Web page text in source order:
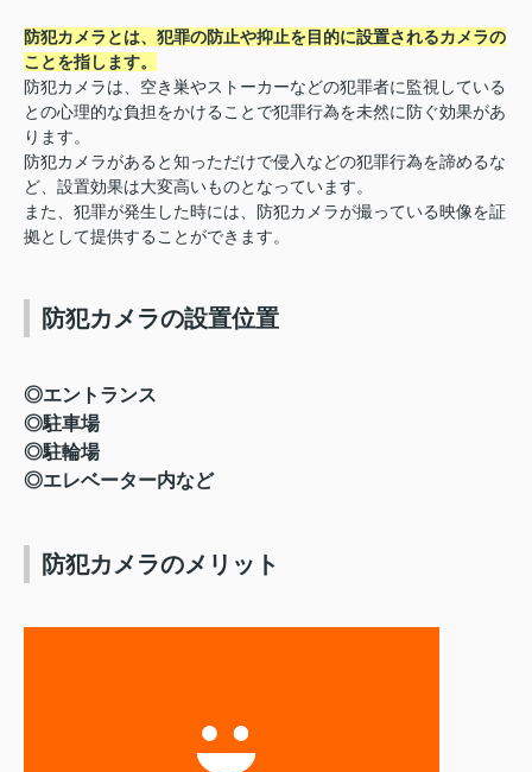
防犯カメラとは、犯罪の防止や抑止を目的に設置されるカメラの
ことを指します。
防犯カメラは、空き巣やストーカーなどの犯罪者に監視している
との心理的な負担をかけることで犯罪行為を未然に防ぐ効果があ
ります。
防犯カメラがあると知っただけで侵入などの犯罪行為を諦めるな
ど、設置効果は大変高いものとなっています。
また、犯罪が発生した時には、防犯カメラが撮っている映像を証
拠として提供することができます。
防犯カメラの設置位置
◎エントランス
◎駐車場
◎駐輪場
◎エレベーター内など
防犯カメラのメリット